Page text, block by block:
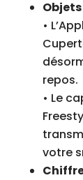
•
repos.
• Le
votre